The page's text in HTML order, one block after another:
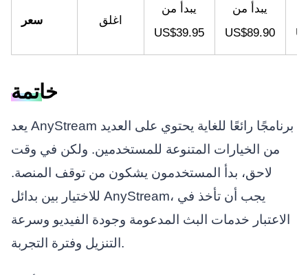
سعر اغلق
يبدأ من
US$39.95
يبدأ من
US$89.90
خاتمة
يعد AnyStream برنامجًا رائعًا للغاية يحتوي على العديد
من الخيارات المتنوعة للمستخدمين. ولكن في وقت
لاحق، بدأ المستخدمون يشكون من توقف المنصة.
للاختيار بين بدائل AnyStream، يجب أن تأخذ في
الاعتبار خدمات البث المدعومة وجودة الفيديو وسرعة
التنزيل وفترة التجربة.